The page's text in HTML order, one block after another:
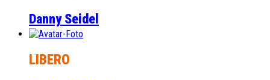
Danny Seidel
LIBERO